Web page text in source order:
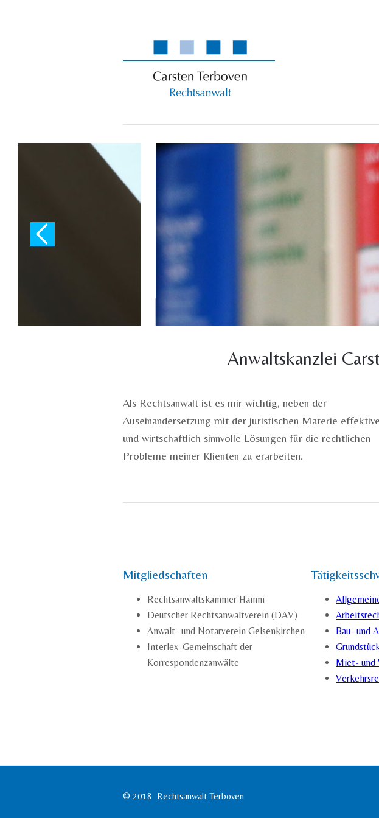
Anwaltskanzlei
Als Rechtsanwalt ist es mir wichtig, neben der
Auseinandersetzung mit der juristischen Materie effektive
und wirtschaftlich sinnvolle Lösungen für die rechtlichen
Probleme meiner Klienten zu erarbeiten.
Mitgliedschaften
Rechtsanwaltskammer Hamm
Deutscher Rechtsanwaltverein (DAV)
Anwalt- und Notarverein Gelsenkirchen
Interlex-Gemeinschaft der
Korrespondenzanwälte
Bau- und
Miet- und
© 2018 Rechtsanwalt Terboven